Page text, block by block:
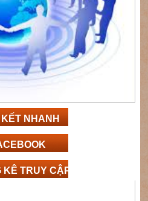
NHANH
KÊ TRUY CẬP